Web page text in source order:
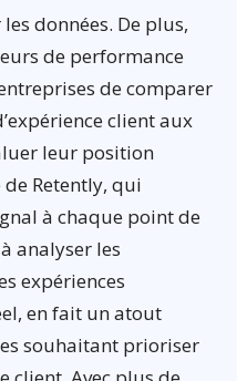
données. De plus,
de performance
de comparer
client aux
leur position
Retently, qui
à chaque point de
analyser les
expériences
en fait un atout
souhaitant prioriser